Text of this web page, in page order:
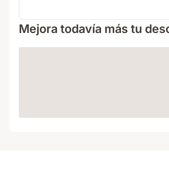
Mejora todavía más tu